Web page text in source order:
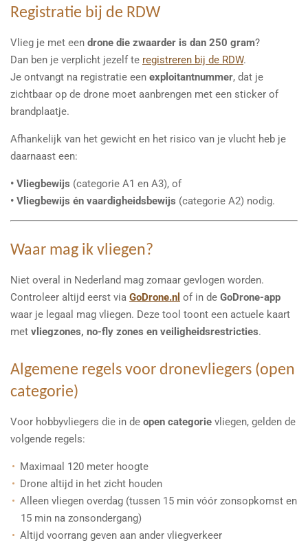
Registratie bij de RDW
Vlieg je met een drone die zwaarder is dan 250 gram?
Dan ben je verplicht jezelf te registreren bij de RDW.
Je ontvangt na registratie een exploitantnummer, dat je
zichtbaar op de drone moet aanbrengen met een sticker of
brandplaatje.
Afhankelijk van het gewicht en het risico van je vlucht heb je
daarnaast een:
• Vliegbewijs (categorie A1 en A3), of
• Vliegbewijs én vaardigheidsbewijs (categorie A2) nodig.
Waar mag ik vliegen?
Niet overal in Nederland mag zomaar gevlogen worden.
Controleer altijd eerst via GoDrone.nl of in de GoDrone-app
waar je legaal mag vliegen. Deze tool toont een actuele kaart
met vliegzones, no-fly zones en veiligheidsrestricties.
Algemene regels voor dronevliegers (open
categorie)
Voor hobbyvliegers die in de open categorie vliegen, gelden de
volgende regels:
Maximaal 120 meter hoogte
Drone altijd in het zicht houden
Alleen vliegen overdag (tussen 15 min vóór zonsopkomst en
15 min na zonsondergang)
Altijd voorrang geven aan ander vliegverkeer